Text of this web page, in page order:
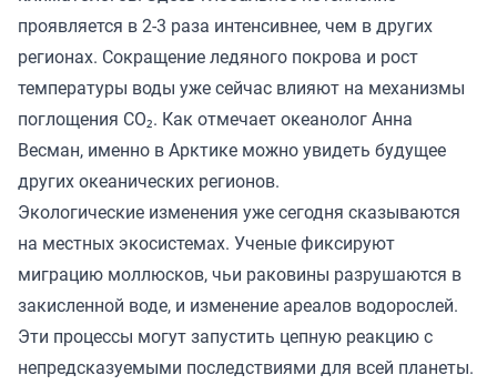
проявляется в 2-3 раза интенсивнее, чем в других
регионах. Сокращение ледяного покрова и рост
температуры воды уже сейчас влияют на механизмы
поглощения CO₂. Как отмечает океанолог Анна
Весман, именно в Арктике можно увидеть будущее
других океанических регионов.
Экологические изменения уже сегодня сказываются
на местных экосистемах. Ученые фиксируют
миграцию моллюсков, чьи раковины разрушаются в
закисленной воде, и изменение ареалов водорослей.
Эти процессы могут запустить цепную реакцию с
непредсказуемыми последствиями для всей планеты.